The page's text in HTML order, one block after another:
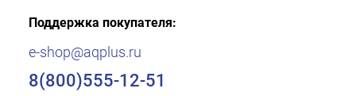
Поддержка покупателя:
e-shop@aqplus.ru
8(800)555-12-51